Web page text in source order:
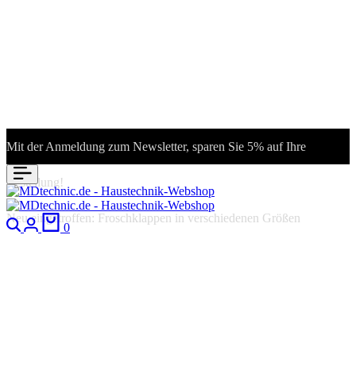
Mit der Anmeldung zum Newsletter, sparen Sie 5% auf Ihre
Bestellung!
Neu eingetroffen: Froschklappen in verschiedenen Größen
SuchenAnmeldung
0
Warenkorb